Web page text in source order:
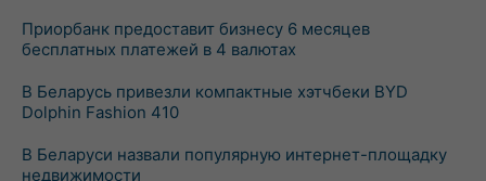
Приорбанк предоставит бизнесу 6 месяцев
бесплатных платежей в 4 валютах
В Беларусь привезли компактные хэтчбеки BYD
Dolphin Fashion 410
В Беларуси назвали популярную интернет-площадку
недвижимости